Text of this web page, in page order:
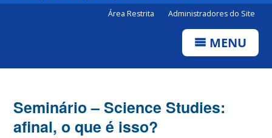
Área Restrita Administradores do Site
MENU
Seminário – Science Studies:
afinal, o que é isso?